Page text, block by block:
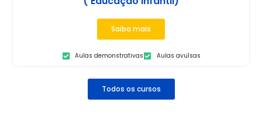
Saiba mais
Aulas demonstrativas Aulas avulsas
Todos os cursos